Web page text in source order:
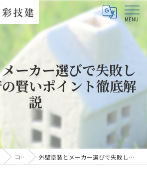
ーカー選びで失敗し
賢いポイント徹底解
説
コラム 外壁塗装とメーカー選びで失敗しない大阪府の賢いポイント徹底解説